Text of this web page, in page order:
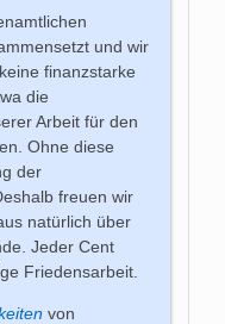
und wir
finanzstarke
die
Arbeit für den
Ohne diese
der
freuen wir
natürlich über
Jeder Cent
Friedensarbeit.
von